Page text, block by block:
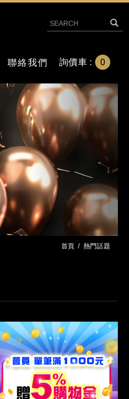
聯絡我們 詢價車 : 0
首頁 熱門話題